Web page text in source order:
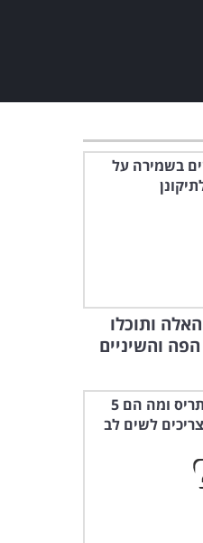
לאכול
-
חשוב
מחלת
ותוכלו
והשיניים